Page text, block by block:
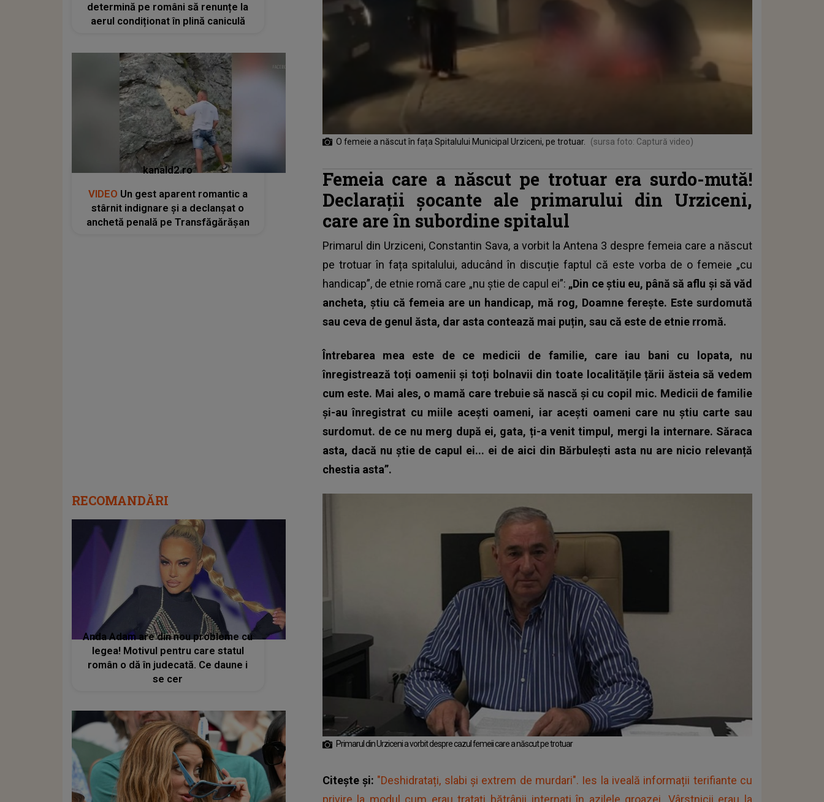
O femeie a născut în fața Spitalului Municipal Urziceni, pe trotuar. (sursa foto: Captură video)
Femeia care a născut pe trotuar era surdo-mută!
Declarații șocante ale primarului din Urziceni,
care are în subordine spitalul
Primarul din Urziceni, Constantin Sava, a vorbit la Antena 3 despre femeia care a născut
pe trotuar în fața spitalului, aducând în discuție faptul că este vorba de o femeie „cu
handicap”, de etnie romă care „nu știe de capul ei”: „Din ce știu eu, până să aflu și să văd
ancheta, știu că femeia are un handicap, mă rog, Doamne ferește. Este surdomută
sau ceva de genul ăsta, dar asta contează mai puțin, sau că este de etnie rromă.
Întrebarea mea este de ce medicii de familie, care iau bani cu lopata, nu
înregistrează toți oamenii și toți bolnavii din toate localitățile țării ăsteia să vedem
cum este. Mai ales, o mamă care trebuie să nască și cu copil mic. Medicii de familie
și-au înregistrat cu miile acești oameni, iar acești oameni care nu știu carte sau
surdomut. de ce nu merg după ei, gata, ți-a venit timpul, mergi la internare. Săraca
asta, dacă nu știe de capul ei... ei de aici din Bărbulești asta nu are nicio relevanță
chestia asta”.
Primarul din Urziceni a vorbit despre cazul femeii care a născut pe trotuar
Citește și: "Deshidratați, slabi și extrem de murdari". Ies la iveală informații terifiante cu
privire la modul cum erau tratați bătrânii internați în azilele groazei. Vârstnicii erau la
determină pe români să renunțe la
aerul condiționat în plină caniculă
kanald2.ro
VIDEO Un gest aparent romantic a
stârnit indignare și a declanșat o
anchetă penală pe Transfăgărășan
RECOMANDĂRI
Anda Adam are din nou probleme cu
legea! Motivul pentru care statul
român o dă în judecată. Ce daune i
se cer